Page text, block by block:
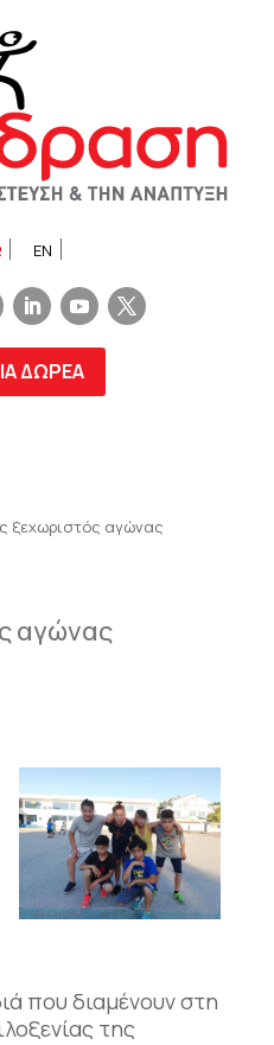
EN
ΔΩΡΕΑ
ξεχωριστός αγώνας
αγώνας
που διαμένουν στη
της